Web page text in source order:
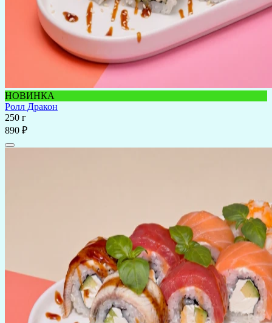
НОВИНКА
Ролл Дракон
250 г
890 ₽